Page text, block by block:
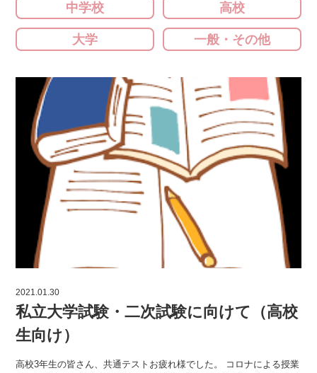
中学校 高校
大学 一般・その他
2021.01.30
私立大学試験・二次試験に向けて（高校
生向け）
高校3年生の皆さん、共通テストお疲れ様でした。 コロナによる授業